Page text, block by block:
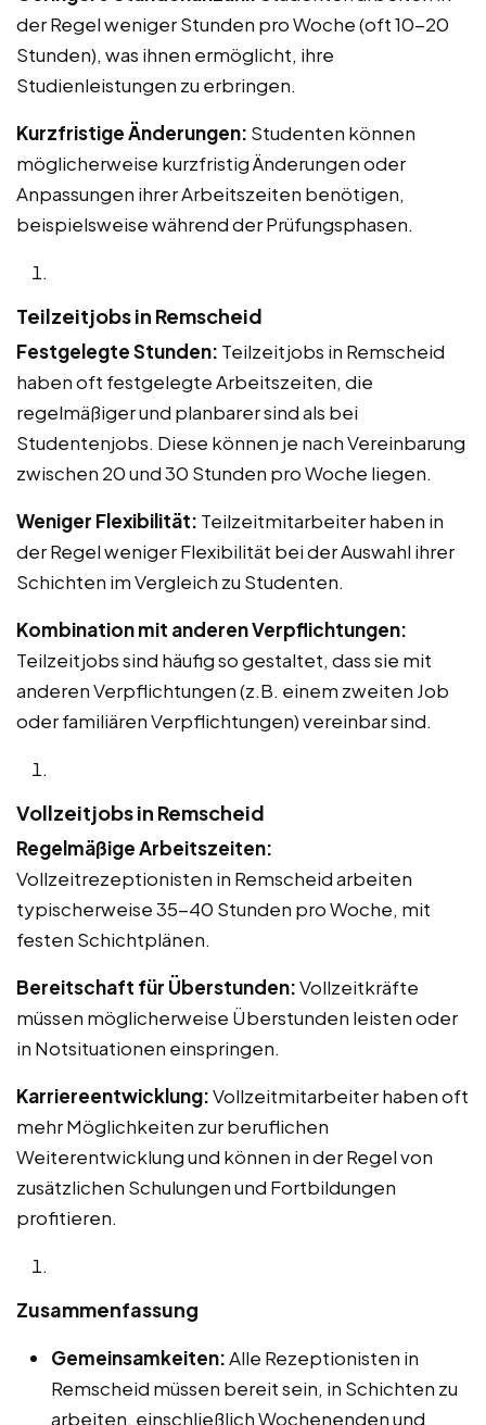
der Regel weniger Stunden pro Woche (oft 10-20
Stunden), was ihnen ermöglicht, ihre
Studienleistungen zu erbringen.
Kurzfristige Änderungen: Studenten können
möglicherweise kurzfristig Änderungen oder
Anpassungen ihrer Arbeitszeiten benötigen,
beispielsweise während der Prüfungsphasen.
Teilzeitjobs in Remscheid
Festgelegte Stunden: Teilzeitjobs in Remscheid
haben oft festgelegte Arbeitszeiten, die
regelmäßiger und planbarer sind als bei
Studentenjobs. Diese können je nach Vereinbarung
zwischen 20 und 30 Stunden pro Woche liegen.
Weniger Flexibilität: Teilzeitmitarbeiter haben in
der Regel weniger Flexibilität bei der Auswahl ihrer
Schichten im Vergleich zu Studenten.
Kombination mit anderen Verpflichtungen:
Teilzeitjobs sind häufig so gestaltet, dass sie mit
anderen Verpflichtungen (z.B. einem zweiten Job
oder familiären Verpflichtungen) vereinbar sind.
Vollzeitjobs in Remscheid
Regelmäßige Arbeitszeiten:
Vollzeitrezeptionisten in Remscheid arbeiten
typischerweise 35-40 Stunden pro Woche, mit
festen Schichtplänen.
Bereitschaft für Überstunden:Vollzeitkräfte
müssen möglicherweise Überstunden leisten oder
in Notsituationen einspringen.
Karriereentwicklung:Vollzeitmitarbeiter haben oft
mehr Möglichkeiten zur beruflichen
Weiterentwicklung und können in der Regel von
zusätzlichen Schulungen und Fortbildungen
profitieren.
Zusammenfassung
Gemeinsamkeiten:Alle Rezeptionisten in
Remscheid müssen bereit sein, in Schichten zu
arbeiten, einschließlich Wochenenden und